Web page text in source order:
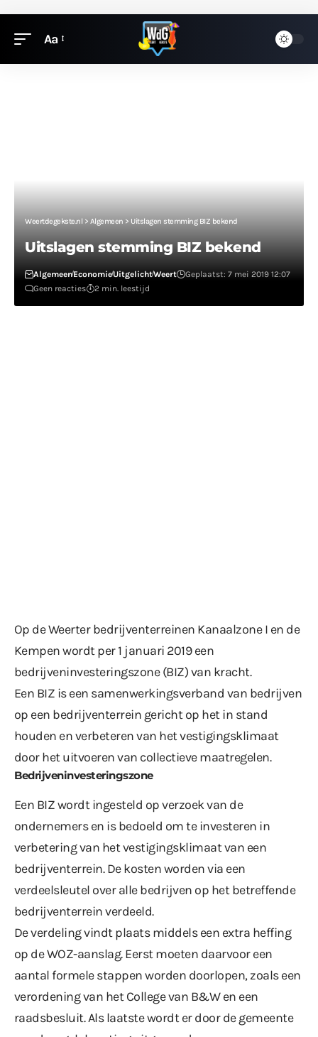
Aa
Weertdegekste.nl > Algemeen > Uitslagen stemming BIZ bekend
Uitslagen stemming BIZ bekend
AlgemeenEconomieUitgelichtWeert
Geplaatst: 7 mei 2019 12:07
Geen reacties
2 min. leestijd
Op de Weerter bedrijventerreinen Kanaalzone I en de
Kempen wordt per 1 januari 2019 een
bedrijveninvesteringszone (BIZ) van kracht.
Een BIZ is een samenwerkingsverband van bedrijven
op een bedrijventerrein gericht op het in stand
houden en verbeteren van het vestigingsklimaat
door het uitvoeren van collectieve maatregelen.
Bedrijveninvesteringszone
Een BIZ wordt ingesteld op verzoek van de
ondernemers en is bedoeld om te investeren in
verbetering van het vestigingsklimaat van een
bedrijventerrein. De kosten worden via een
verdeelsleutel over alle bedrijven op het betreffende
bedrijventerrein verdeeld.
De verdeling vindt plaats middels een extra heffing
op de WOZ-aanslag. Eerst moeten daarvoor een
aantal formele stappen worden doorlopen, zoals een
verordening van het College van B&W en een
raadsbesluit. Als laatste wordt er door de gemeente